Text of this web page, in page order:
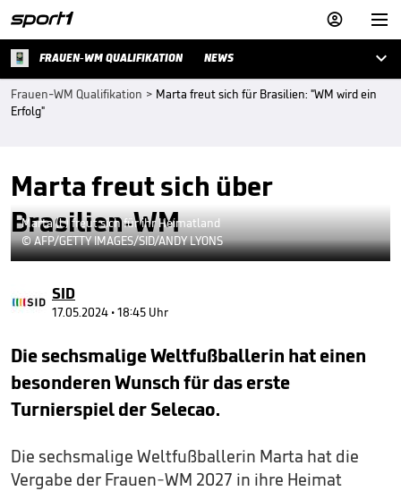


FRAUEN-WM QUALIFIKATION NEWS 
Frauen-WM Qualifikation > Marta freut sich für Brasilien: "WM wird ein
Erfolg"
Marta freut sich über
Brasilien-WM
Marta (l.) freut sich für ihr Heimatland
© AFP/GETTY IMAGES/SID/ANDY LYONS
SID
17.05.2024 • 18:45 Uhr
Die sechsmalige Weltfußballerin hat einen
besonderen Wunsch für das erste
Turnierspiel der Selecao.
Die sechsmalige Weltfußballerin Marta hat die
Vergabe der Frauen-WM 2027 in ihre Heimat